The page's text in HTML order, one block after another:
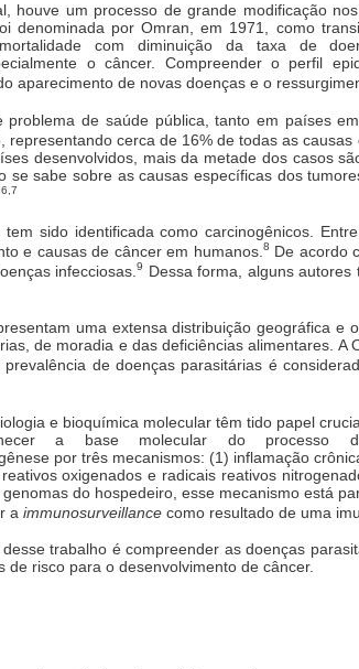
houve um processo de grande modificação
denominada por Omran, em 1971, como
com diminuição da taxa de
o câncer. Compreender o perfil
aparecimento de novas doenças e o
de saúde pública, tanto em países
representando cerca de 16% de todas as causas
desenvolvidos, mais da metade dos casos
se sabe sobre as causas específicas dos
sido identificada como carcinogênicos.
e causas de câncer em humanos. 8 De acordo
infecciosas.9
Dessa forma, alguns
uma extensa distribuição geográfica
de moradia e das deficiências alimentares.
prevalência de doenças parasitárias é
e bioquímica molecular têm tido papel
a base molecular do processo de
por três mecanismos: (1) inflamação
oxigenados e radicais reativos
do hospedeiro, esse mecanismo está
a immunosurveillance como resultado de uma
trabalho é compreender as doenças
de risco para o desenvolvimento de câncer.